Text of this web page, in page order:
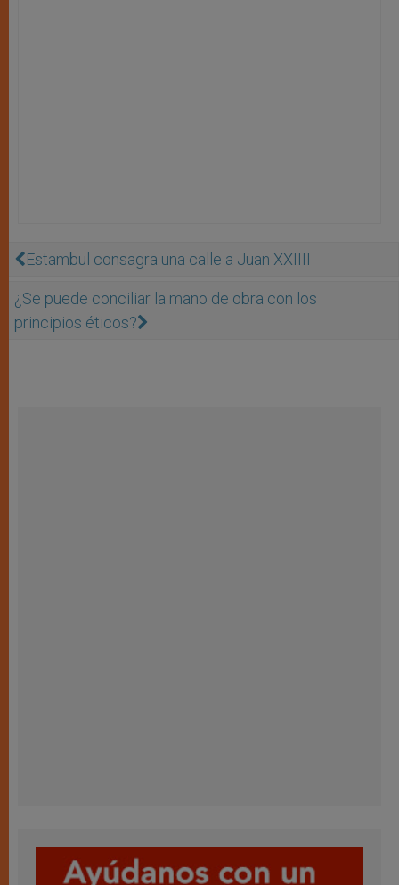
Estambul consagra una calle a Juan XXIIII
¿Se puede conciliar la mano de obra con los
principios éticos?